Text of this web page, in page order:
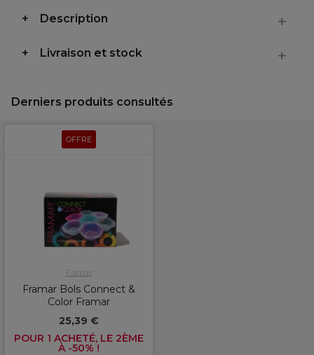
Description
Livraison et stock
Derniers produits consultés
OFFRE
Framar
Framar Bols Connect &
Color Framar
25,39 €
POUR 1 ACHETÉ, LE 2ÈME
À -50% !